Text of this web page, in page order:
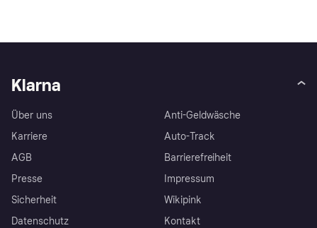
Klarna
Über uns
Karriere
AGB
Presse
Sicherheit
Datenschutz
Anti-Geldwäsche
Auto-Track
Barrierefreiheit
Impressum
Wikipink
Kontakt